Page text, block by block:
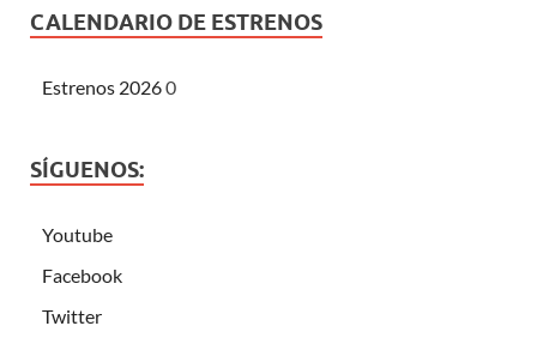
CALENDARIO DE ESTRENOS
Estrenos 20260
SÍGUENOS:
Youtube
Facebook
Twitter